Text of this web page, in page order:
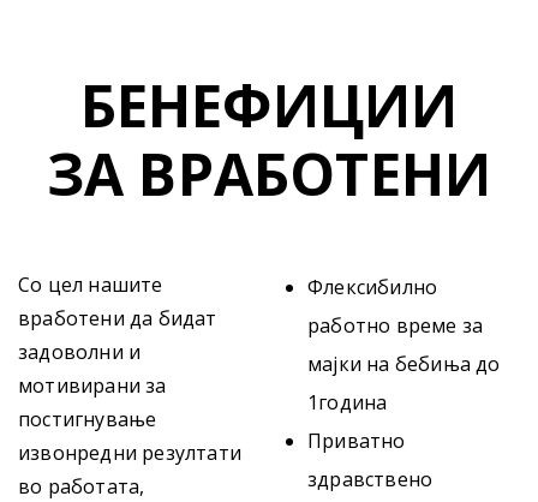
БЕНЕФИЦИИ
ЗА ВРАБОТЕНИ
Со цел нашите
вработени да бидат
задоволни и
мотивирани за
постигнување
извонредни резултати
во работата,
Флексибилно
работно време за
мајки на бебиња до
1година
Приватно
здравствено